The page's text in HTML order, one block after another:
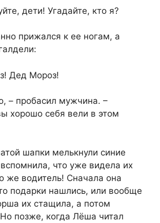
дети! Угадайте, кто я?
прижался к ее ногам, а
Дед Мороз!
– пробасил мужчина. –
хорошо себя вели в этом
шапки мелькнули синие
что уже видела их
же водитель! Сначала она
подарки нашлись, или вообще
их стащила, а потом
позже, когда Лёша читал